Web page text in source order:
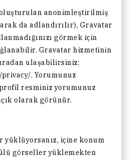
anonimleştirilmiş
da adlandırılır), Gravatar
görmek için
Gravatar hizmetinin
ulaşabilirsiniz:
. Yorumunuz
resminiz yorumunuz
olarak görünür.
yüklüyorsanız, içine konum
görseller yüklemekten